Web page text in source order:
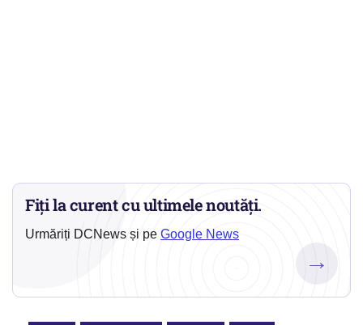
Fiți la curent cu ultimele noutăți.
Urmăriți DCNews și pe Google News
→